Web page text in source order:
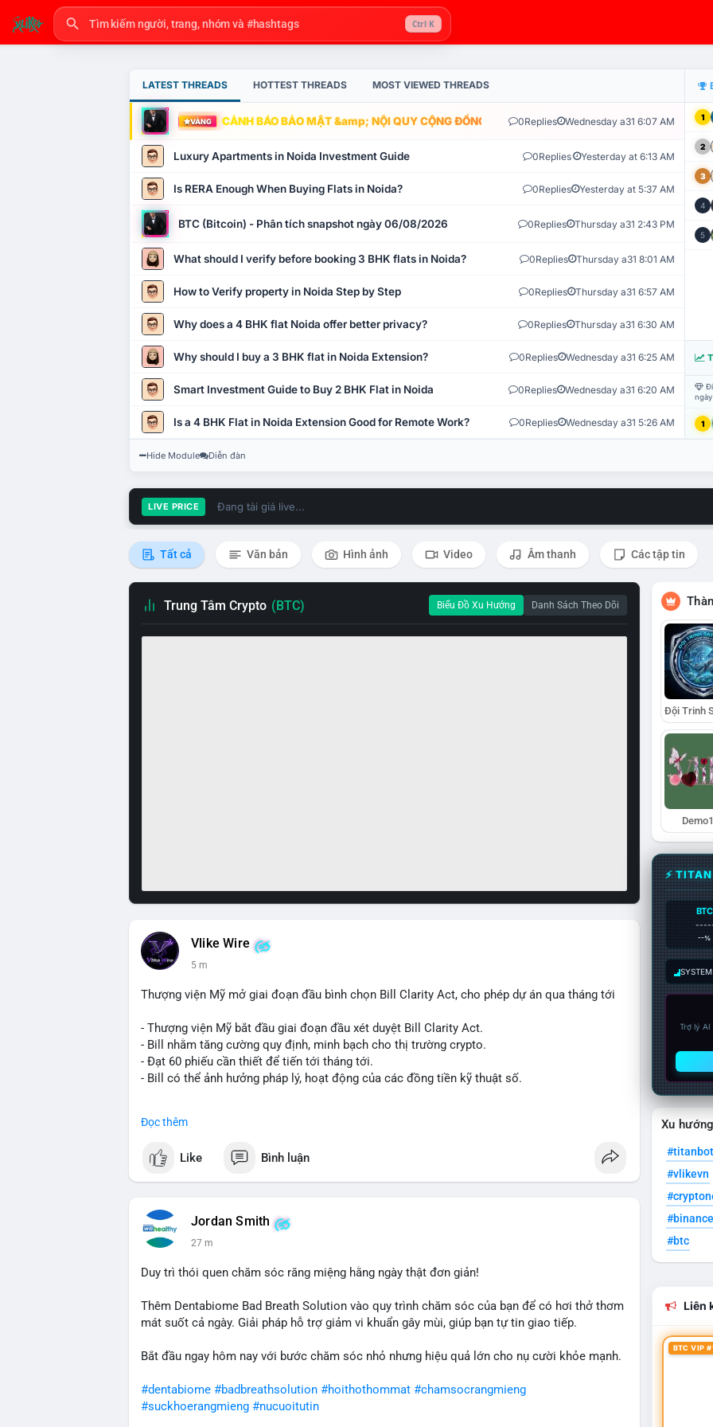
Ctrl K
LATEST THREADS HOTTEST THREADS MOST VIEWED THREADS
VÀNG CẢNH BÁO BẢO MẬT &amp; NỘI QUY CỘNG ĐỒNG VLIKE.VN: HỆ THỐNG GIÁM SÁT TỰ
0Replies Wednesday a31 6:07 AM
Luxury Apartments in Noida Investment Guide 0Replies Yesterday at 6:13 AM
Is RERA Enough When Buying Flats in Noida? 0Replies Yesterday at 5:37 AM
BTC (Bitcoin) - Phân tích snapshot ngày 06/08/2026 0Replies Thursday a31 2:43 PM
What should I verify before booking 3 BHK flats in Noida? 0Replies Thursday a31 8:01 AM
How to Verify property in Noida Step by Step 0Replies Thursday a31 6:57 AM
Why does a 4 BHK flat Noida offer better privacy? 0Replies Thursday a31 6:30 AM
Why should I buy a 3 BHK flat in Noida Extension? 0Replies Wednesday a31 6:25 AM
Smart Investment Guide to Buy 2 BHK Flat in Noida 0Replies Wednesday a31 6:20 AM
Is a 4 BHK Flat in Noida Extension Good for Remote Work? 0Replies Wednesday a31 5:26 AM
1
2
3
4
5
1
Hide Module Diễn đàn
LIVE PRICE Đang tải giá live...
Tất cả Văn bản Hình ảnh Video Âm thanh Các tập tin
Trung Tâm Crypto (BTC) Biểu Đồ Xu Hướng Danh Sách Theo Dõi
Vlike Wire
5 m
Thượng viện Mỹ mở giai đoạn đầu bình chọn Bill Clarity Act, cho phép dự án qua tháng tới
- Thượng viện Mỹ bắt đầu giai đoạn đầu xét duyệt Bill Clarity Act.
- Bill nhằm tăng cường quy định, minh bạch cho thị trường crypto.
- Đạt 60 phiếu cần thiết để tiến tới tháng tới.
- Bill có thể ảnh hưởng pháp lý, hoạt động của các đồng tiền kỹ thuật số.
#vlikevn #titanbot
📰 Nguồn: CoinDesk
Đọc thêm
Like Bình luận
Jordan Smith
27 m
Duy trì thói quen chăm sóc răng miệng hằng ngày thật đơn giản!
Thêm Dentabiome Bad Breath Solution vào quy trình chăm sóc của bạn để có hơi thở thơm
mát suốt cả ngày. Giải pháp hỗ trợ giảm vi khuẩn gây mùi, giúp bạn tự tin giao tiếp.
Bắt đầu ngay hôm nay với bước chăm sóc nhỏ nhưng hiệu quả lớn cho nụ cười khỏe mạnh.
#dentabiome #badbreathsolution #hoithothommat #chamsocrangmieng
#suckhoerangmieng #nucuoitutin
⚡
BTC
--%
Trợ lý
Xu
#titanbot
#vlikevn
#btc
Liên
BTC VIP